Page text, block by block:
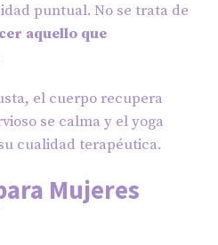
puntual. No se trata de
aquello que
el cuerpo recupera
se calma y el yoga
cualidad terapéutica.
Mujeres